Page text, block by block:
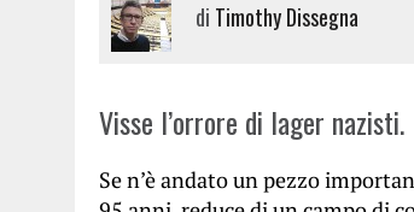
di Timothy Dissegna
Visse l’orrore di lager nazisti.
Se n’è andato un pezzo